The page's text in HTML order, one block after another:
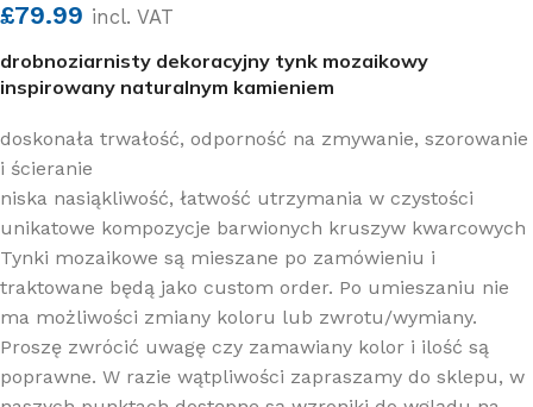
£79.99 incl. VAT
drobnoziarnisty dekoracyjny tynk mozaikowy
inspirowany naturalnym kamieniem
doskonała trwałość, odporność na zmywanie, szorowanie
i ścieranie
niska nasiąkliwość, łatwość utrzymania w czystości
unikatowe kompozycje barwionych kruszyw kwarcowych
Tynki mozaikowe są mieszane po zamówieniu i
traktowane będą jako custom order. Po umieszaniu nie
ma możliwości zmiany koloru lub zwrotu/wymiany.
Proszę zwrócić uwagę czy zamawiany kolor i ilość są
poprawne. W razie wątpliwości zapraszamy do sklepu, w